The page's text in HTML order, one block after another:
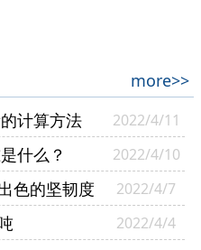
more>>
计算方法
2022/4/11
什么？ 2022/4/10
色的坚韧度 2022/4/7
2022/4/4